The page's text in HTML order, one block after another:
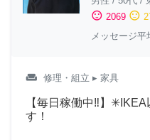
sentiment_satisfied 2069 sentiment_neutral
メッセージ
weekend 修理・組立 ▸ 家具
【毎日稼働中‼︎】
す！